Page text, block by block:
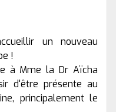
un nouveau
!
à Mme la Dr Aïcha
d'être présente au
principalement le